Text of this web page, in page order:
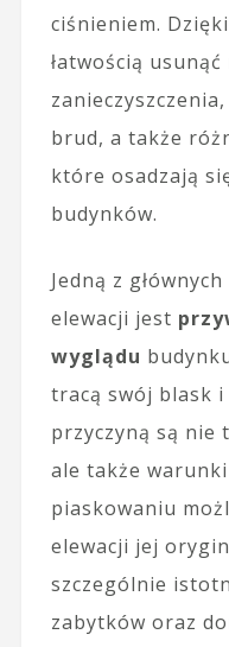
ciśnieniem.
łatwością
brud, a także
które osadzają
budynków.
Jedną z
elewacji jest
wyglądu
tracą swój blask
przyczyną są nie
ale także
piaskowaniu
elewacji jej
szczególnie
zabytków oraz